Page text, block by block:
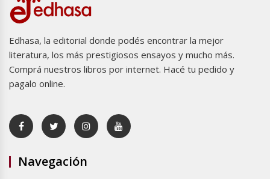
Edhasa, la editorial donde podés encontrar la mejor
literatura, los más prestigiosos ensayos y mucho más.
Comprá nuestros libros por internet. Hacé tu pedido y
pagalo online.
Navegación